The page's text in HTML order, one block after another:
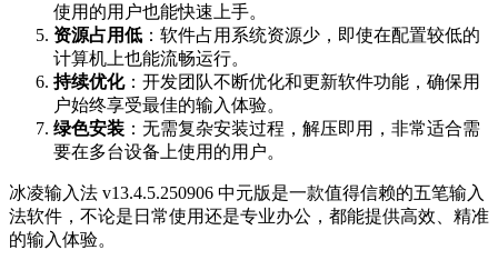
使用的用户也能快速上手。
资源占用低 ：软件占用系统资源少，即使在配置较低的
计算机上也能流畅运行。
持续优化：开发团队不断优化和更新软件功能，确保用
户始终享受最佳的输入体验。
绿色安装 ：无需复杂安装过程，解压即用，非常适合需
要在多台设备上使用的用户。
冰凌输入法 v13.4.5.250906 中元版是一款值得信赖的五笔输入
法软件，不论是日常使用还是专业办公，都能提供高效、精准
的输入体验。